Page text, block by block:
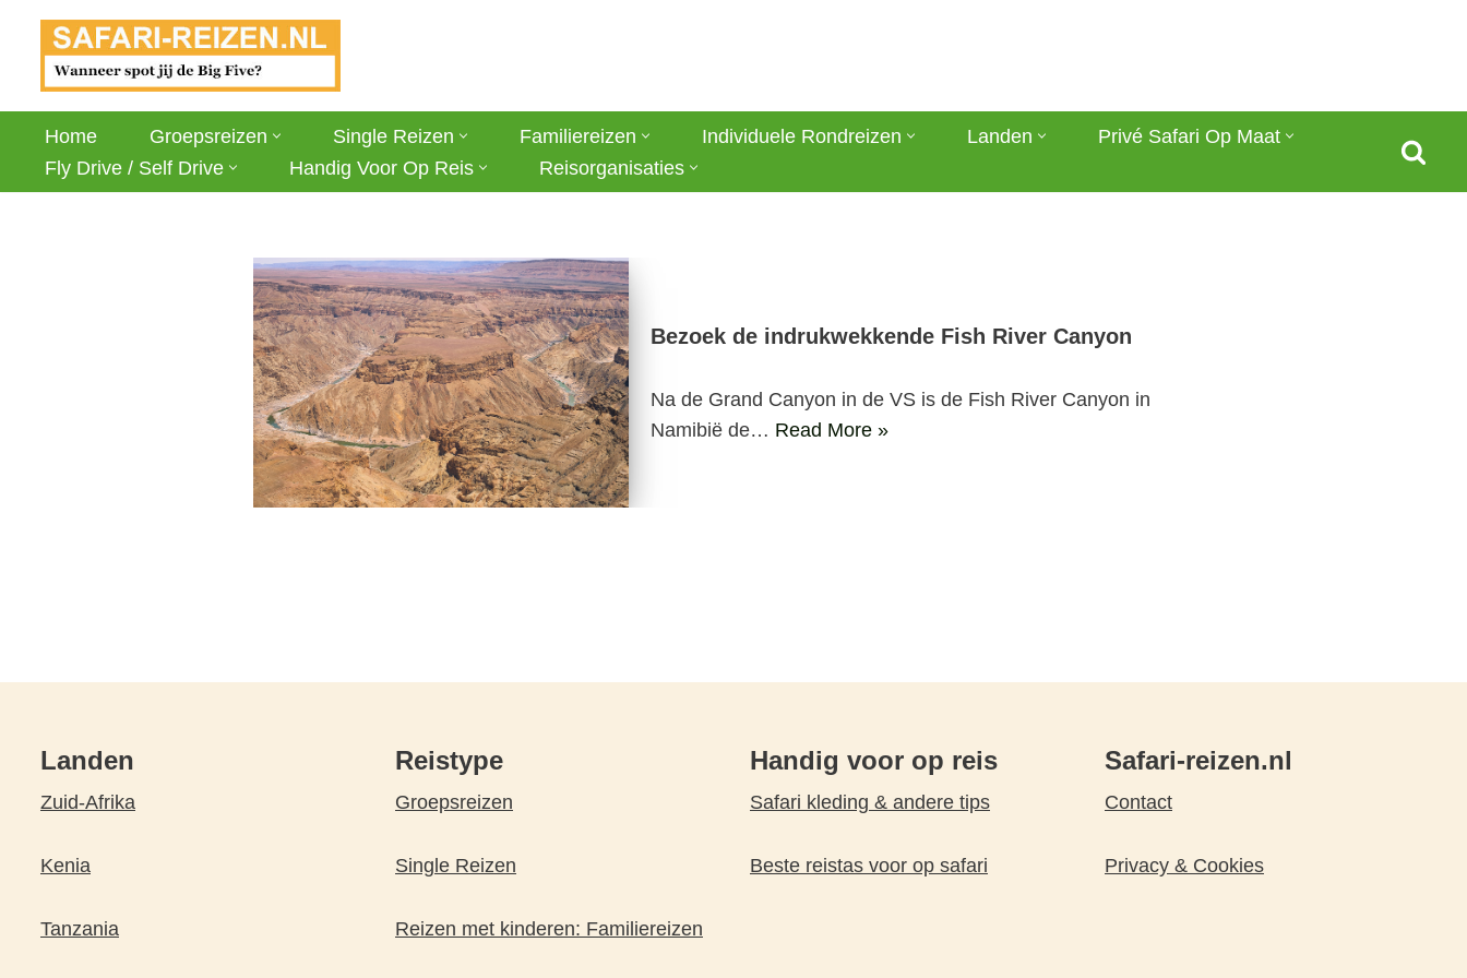
naar
Home Groepsreizen Single Reizen Familiereizen Individuele Rondreizen Landen
Privé Safari Op Maat
Fly Drive / Self Drive
Handig Voor Op Reis Reisorganisaties
Bezoek de indrukwekkende Fish River Canyon
Na de Grand Canyon in de VS is de Fish River Canyon in
Namibië de… Read More »
Landen
Zuid-Afrika
Kenia
Tanzania
Reistype
Groepsreizen
Single Reizen
Reizen met kinderen: Familiereizen
Handig voor op reis
Safari kleding & andere tips
Beste reistas voor op safari
Safari-reizen.nl
Contact
Privacy & Cookies